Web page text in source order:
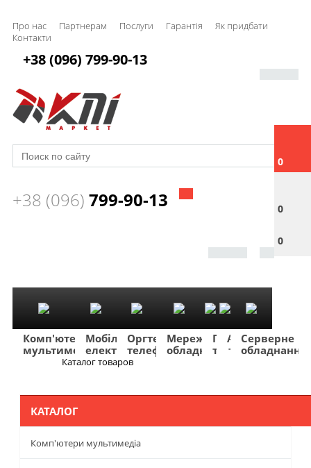
Про нас Партнерам Послуги Гарантія
Як придбати
Контакти
0
0
0
+38 (096) 799-90-13
+38 (096) 799-90-13
Комп'ютери
мультимедіа
Мобільна
електроніка
Оргтехніка
телефонія
Мережеве
обладнання
Побутова
техніка
TV
та
Фото
та
Авто
та
Серверне
обладнання
Каталог товаров
КАТАЛОГ
Комп'ютери мультимедіа